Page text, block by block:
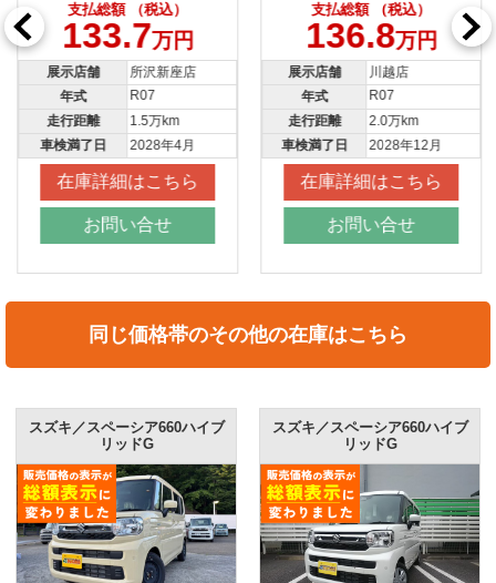
支払総額 （税込）
133.7万円
展示店舗
所沢新座店
年式
R07
走行距離
1.5万km
車検満了日
2028年4月
在庫詳細はこちら
お問い合せ
支払総額 （税込）
136.8万円
展示店舗
川越店
年式
R07
走行距離
2.0万km
車検満了日
2028年12月
在庫詳細はこちら
お問い合せ
同じ価格帯のその他の在庫はこちら
スズキ／スペーシア660ハイブ
リッドG
スズキ／スペーシア660ハイブ
リッドG